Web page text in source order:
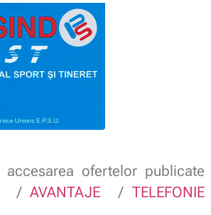
accesarea ofertelor publicate
/AVANTAJE /TELEFONIE